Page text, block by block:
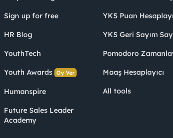
Sign up for free
HR Blog
YouthTech
Youth Awards Oy Ver
Humanspire
Future Sales Leader
Academy
YKS Puan
YKS Geri Sayım
Pomodoro
Maaş Hesaplayıcı
All tools